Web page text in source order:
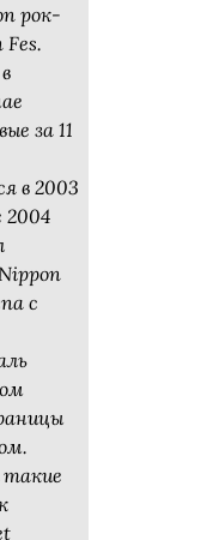
рок-
за 11
в 2003
2004
с
такие